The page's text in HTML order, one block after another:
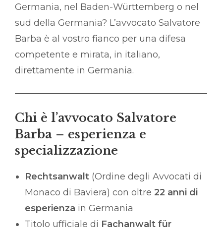
Germania, nel Baden-Württemberg o nel
sud della Germania? L’avvocato Salvatore
Barba è al vostro fianco per una difesa
competente e mirata, in italiano,
direttamente in Germania.
Chi è l’avvocato Salvatore
Barba – esperienza e
specializzazione
Rechtsanwalt (Ordine degli Avvocati di
Monaco di Baviera) con oltre 22 anni di
esperienza in Germania
Titolo ufficiale di Fachanwalt für